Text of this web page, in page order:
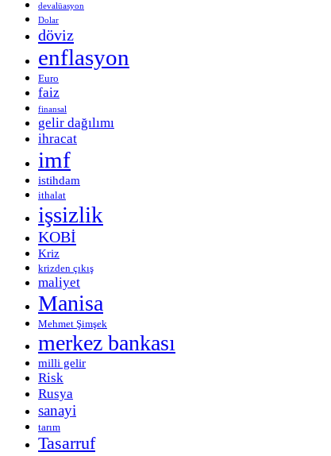
devalüasyon
Dolar
döviz
enflasyon
Euro
faiz
finansal
gelir dağılımı
ihracat
imf
istihdam
ithalat
işsizlik
KOBİ
Kriz
krizden çıkış
maliyet
Manisa
Mehmet Şimşek
merkez bankası
milli gelir
Risk
Rusya
sanayi
tarım
Tasarruf